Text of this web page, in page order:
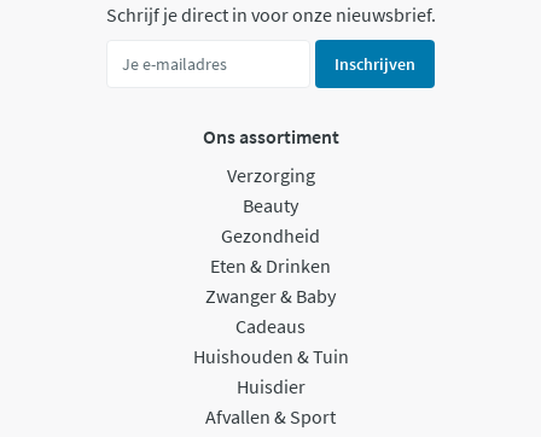
Schrijf je direct in voor onze nieuwsbrief.
Inschrijven
Ons assortiment
Verzorging
Beauty
Gezondheid
Eten & Drinken
Zwanger & Baby
Cadeaus
Huishouden & Tuin
Huisdier
Afvallen & Sport